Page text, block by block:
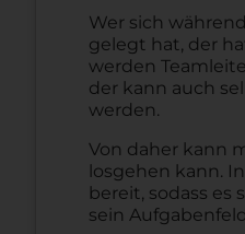
Wer sich
gelegt hat, der
werden
der kann auch
werden.
Von daher kann
losgehen kann.
bereit, sodass
sein